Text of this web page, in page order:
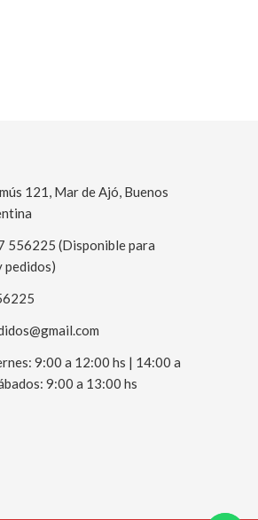
121, Mar de Ajó, Buenos
556225 (Disponible para
pedidos)
9:00 a 12:00 hs | 14:00 a
9:00 a 13:00 hs